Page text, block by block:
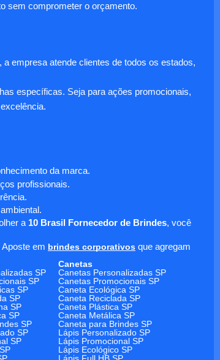
sem comprometer o orçamento.
, a empresa atende clientes de todos os estados,
específicas. Seja para ações promocionais,
da marca.
profissionais.
a 10 Brasil Fornecedor de Brindes, você
em brindes corporativos que agregam
Canetas
SP
Canetas Personalizadas SP
SP
Canetas Promocionais SP
SP
Caneta Ecológica SP
SP
Caneta Reciclada SP
SP
Caneta Plástica SP
SP
Caneta Metálica SP
SP
Caneta para Brindes SP
SP
Lápis Personalizado SP
SP
Lápis Promocional SP
Lápis Ecológico SP